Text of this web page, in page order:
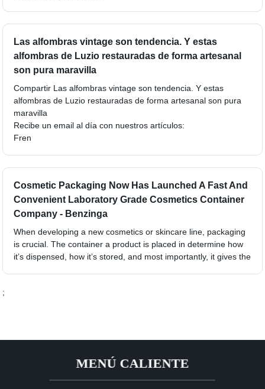
Las alfombras vintage son tendencia. Y estas
alfombras de Luzio restauradas de forma artesanal
son pura maravilla
Compartir Las alfombras vintage son tendencia. Y estas
alfombras de Luzio restauradas de forma artesanal son pura
maravilla
Recibe un email al día con nuestros artículos:
Fren
Cosmetic Packaging Now Has Launched A Fast And
Convenient Laboratory Grade Cosmetics Container
Company - Benzinga
When developing a new cosmetics or skincare line, packaging
is crucial. The container a product is placed in determine how
it’s dispensed, how it’s stored, and most importantly, it gives the
;
MENÚ CALIENTE